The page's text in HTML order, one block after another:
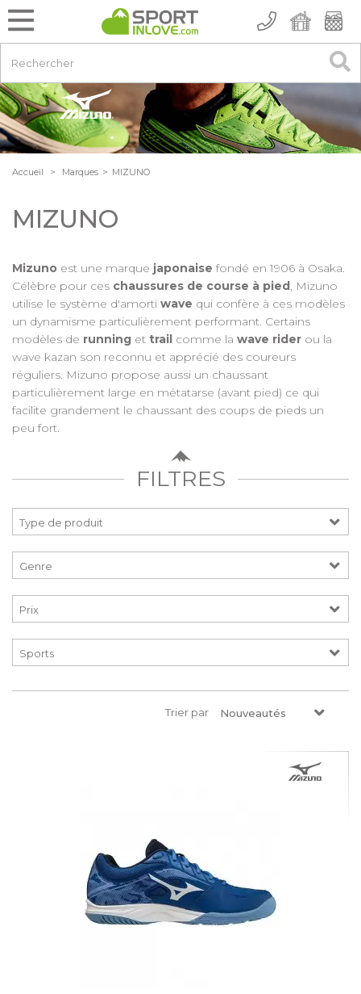
Accueil > Marques > MIZUNO
MIZUNO
Mizuno est une marque japonaise fondé en 1906 à Osaka.
Célèbre pour ces chaussures de course à pied, Mizuno
utilise le système d'amorti wave qui confère à ces modèles
un dynamisme particulièrement performant. Certains
modèles de running et trail comme la wave rider ou la
wave kazan son reconnu et apprécié des coureurs
réguliers. Mizuno propose aussi un chaussant
particulièrement large en métatarse (avant pied) ce qui
facilite grandement le chaussant des coups de pieds un
peu fort.
FILTRES
Prix
Trier par Nouveautés